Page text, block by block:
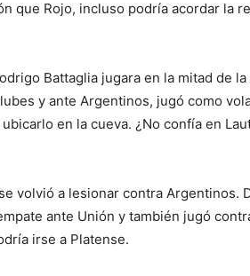
que Rojo, incluso podría acordar la
Battaglia jugara en la mitad de
y ante Argentinos, jugó como
en la cueva. ¿No confía en
volvió a lesionar contra Argentinos.
ante Unión y también jugó
irse a Platense.